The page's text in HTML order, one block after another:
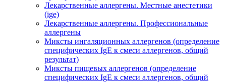
Лекарственные аллергены. Местные анестетики
(ige)
Лекарственные аллергены. Профессиональные
аллергены
Миксты ингаляционных аллергенов (определение
специфических IgE к смеси аллергенов, общий
результат)
Миксты пищевых аллергенов (определение
специфических IgE к смеси аллергенов, общий